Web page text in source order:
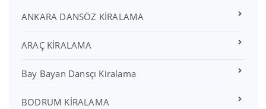
ANKARA DANSÖZ KİRALAMA
ARAÇ KİRALAMA
Bay Bayan Dansçı Kiralama
BODRUM KİRALAMA